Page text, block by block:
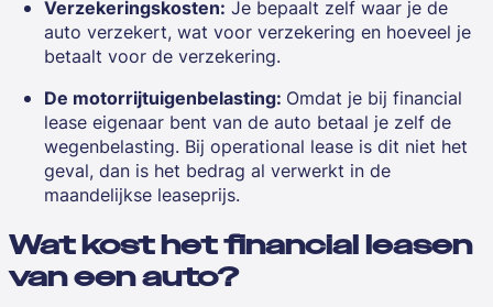
Verzekeringskosten: Je bepaalt zelf waar je de
auto verzekert, wat voor verzekering en hoeveel je
betaalt voor de verzekering.
De motorrijtuigenbelasting: Omdat je bij financial
lease eigenaar bent van de auto betaal je zelf de
wegenbelasting. Bij operational lease is dit niet het
geval, dan is het bedrag al verwerkt in de
maandelijkse leaseprijs.
Wat kost het financial leasen
van een auto?